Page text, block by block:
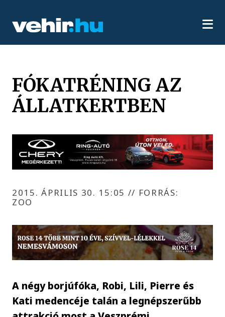
FÓKATRÉNING AZ
ÁLLATKERTBEN
2015. ÁPRILIS 30. 15:05 // FORRÁS:
ZOO
A négy borjúfóka, Robi, Lili, Pierre és
Kati medencéje talán a legnépszerűbb